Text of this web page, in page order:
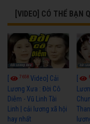
[VIDEO] CÓ THỂ BẠN
7658 Video] Cải
Lương Xưa : Đời Cô
Diễm - Vũ Linh Tài
Linh | cải lương xã hội
hay nhất